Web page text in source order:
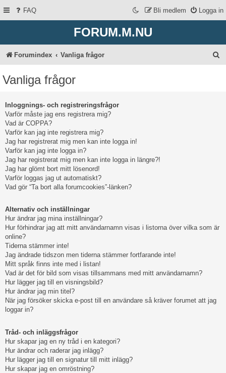
FAQ Logga in
Bli medlem
FORUM.M.NU
Forumindex Vanliga frågor
Vanliga frågor
Inloggnings- och registreringsfrågor
Varför måste jag ens registrera mig?
Vad är COPPA?
Varför kan jag inte registrera mig?
Jag har registrerat mig men kan inte logga in!
Varför kan jag inte logga in?
Jag har registrerat mig men kan inte logga in längre?!
Jag har glömt bort mitt lösenord!
Varför loggas jag ut automatiskt?
Vad gör “Ta bort alla forumcookies”-länken?
Alternativ och inställningar
Hur ändrar jag mina inställningar?
Hur förhindrar jag att mitt användarnamn visas i listorna över vilka som är
online?
Tiderna stämmer inte!
Jag ändrade tidszon men tiderna stämmer fortfarande inte!
Mitt språk finns inte med i listan!
Vad är det för bild som visas tillsammans med mitt användarnamn?
Hur lägger jag till en visningsbild?
Hur ändrar jag min titel?
När jag försöker skicka e-post till en användare så kräver forumet att jag
loggar in?
Tråd- och inläggsfrågor
Hur skapar jag en ny tråd i en kategori?
Hur ändrar och raderar jag inlägg?
Hur lägger jag till en signatur till mitt inlägg?
Hur skapar jag en omröstning?